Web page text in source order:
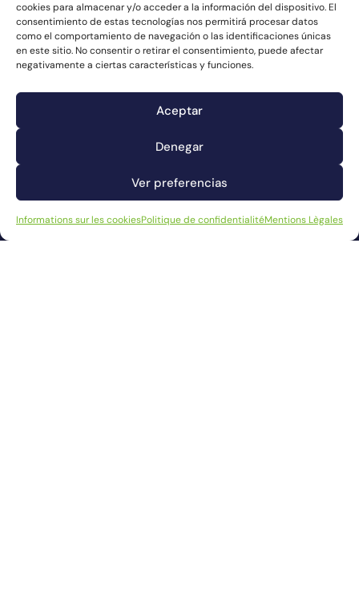
cookies para almacenar y/o acceder a la información del dispositivo. El
consentimiento de estas tecnologías nos permitirá procesar datos
como el comportamiento de navegación o las identificaciones únicas
en este sitio. No consentir o retirar el consentimiento, puede afectar
negativamente a ciertas características y funciones.
Aceptar
Denegar
Ver preferencias
Informations sur les cookiesPolitique de confidentialitéMentions Lègales
A PROPOS DE NOUS
PRODUITS
GESTION 360º